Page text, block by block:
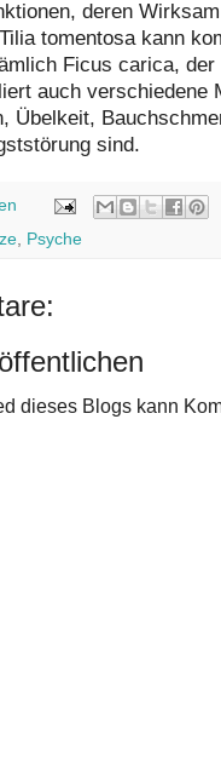
deren
tomentosa kann
Ficus carica,
auch verschiedene
Übelkeit,
sind.
Psyche
dieses Blogs kann